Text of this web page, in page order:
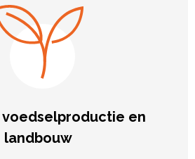
voedselproductie en
landbouw